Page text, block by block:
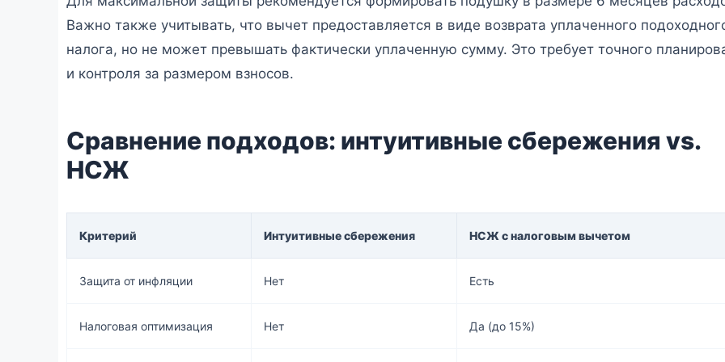
Важно также учитывать, что вычет предоставляется в виде возврата уплаченного
налога, но не может превышать фактически уплаченную сумму. Это требует точного
и контроля за размером взносов.
Сравнение подходов: интуитивные сбережения vs.
НСЖ
Критерий Интуитивные сбережения НСЖ с налоговым вычетом
Защита от инфляции Нет Есть
Налоговая оптимизация Нет Да (до 15%)